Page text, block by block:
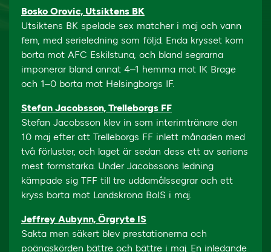
Bosko Orovic, Utsiktens BK
Utsiktens BK spelade sex matcher i maj och vann
fem, med serieledning som följd. Enda krysset kom
borta mot AFC Eskilstuna, och bland segrarna
imponerar bland annat 4–1 hemma mot IK Brage
och 1–0 borta mot Helsingborgs IF.
Stefan Jacobsson, Trelleborgs FF
Stefan Jacobsson klev in som interimtränare den
10 maj efter att Trelleborgs FF inlett månaden med
två förluster, och laget är sedan dess ett av seriens
mest formstarka. Under Jacobssons ledning
kämpade sig TFF till tre uddamålssegrar och ett
kryss borta mot Landskrona BoIS i maj.
Jeffrey Aubynn, Örgryte IS
Sakta men säkert blev prestationerna och
poängskörden bättre och bättre i maj. En inledande